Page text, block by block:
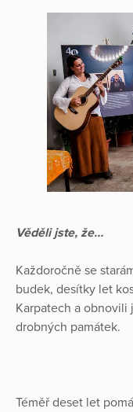
Věděli jste, že…
Každoročně se
budek, desítky let
Karpatech a obnovili
drobných památek.
Téměř deset let